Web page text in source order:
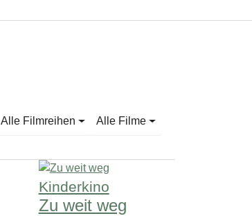
Alle Filmreihen Alle Filme
Kinderkino
Zu weit weg